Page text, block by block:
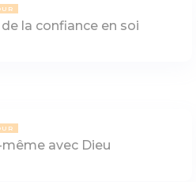
la confiance en soi
avec Dieu